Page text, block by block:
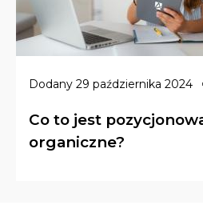
Dodany 29 października 2024
Co to jest
organiczne?